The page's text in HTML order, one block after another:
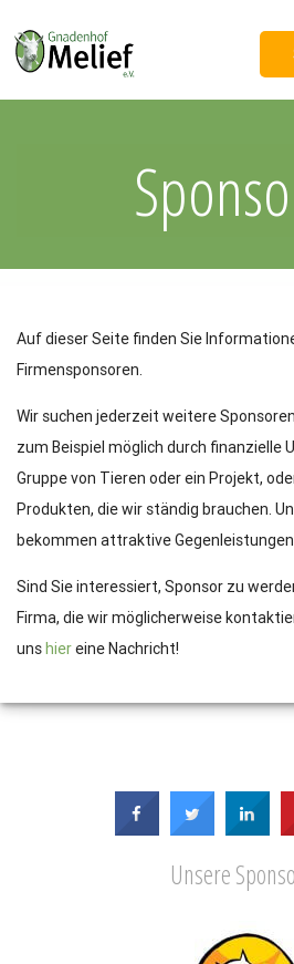
Auf dieser Seite finden Sie
Firmensponsoren.
Wir suchen jederzeit weitere
zum Beispiel möglich durch finanzielle
Gruppe von Tieren oder ein Projekt,
Produkten, die wir ständig brauchen.
bekommen attraktive
Sind Sie interessiert, Sponsor zu
Firma, die wir möglicherweise
unshiereine Nachricht!
Unsere